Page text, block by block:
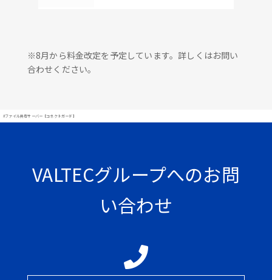
※8月から料金改定を予定しています。詳しくはお問い
合わせください。
#ファイル共有サーバー【コネクトガード】
VALTECグループへのお問
い合わせ